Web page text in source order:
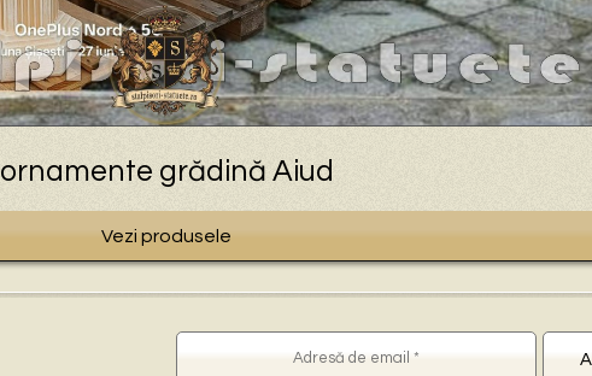
ornamente grădină Aiud
Vezi produsele